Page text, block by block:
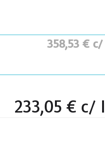
358,53 € c/
233,05 € c/